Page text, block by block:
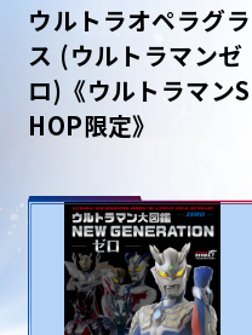
ウルトラオペラグラ
ス (ウルトラマンゼ
ロ)《ウルトラマンS
HOP限定》